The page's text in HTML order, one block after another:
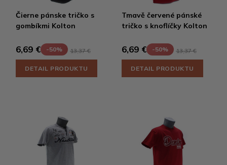
Čierne pánske tričko s
gombíkmi Kolton
6,69 € -50% 13,37 €
DETAIL PRODUKTU
Tmavě červené pánské
tričko s knoflíčky Kolton
6,69 € -50% 13,37 €
DETAIL PRODUKTU